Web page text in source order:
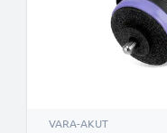
VARA-AKUT